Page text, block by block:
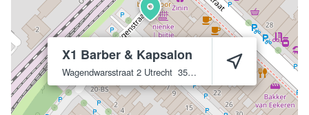
X1 Barber & Kapsalon
Wagendwarsstraat 2 Utrecht 3581 WL